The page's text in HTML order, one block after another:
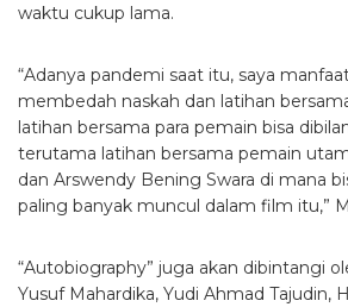
waktu cukup lama.
“Adanya pandemi saat itu, saya
membedah naskah dan latihan
latihan bersama para pemain bisa
terutama latihan bersama pemain
dan Arswendy Bening Swara di mana
paling banyak muncul dalam film itu,”
“Autobiography” juga akan dibintangi
Yusuf Mahardika, Yudi Ahmad Tajudin,